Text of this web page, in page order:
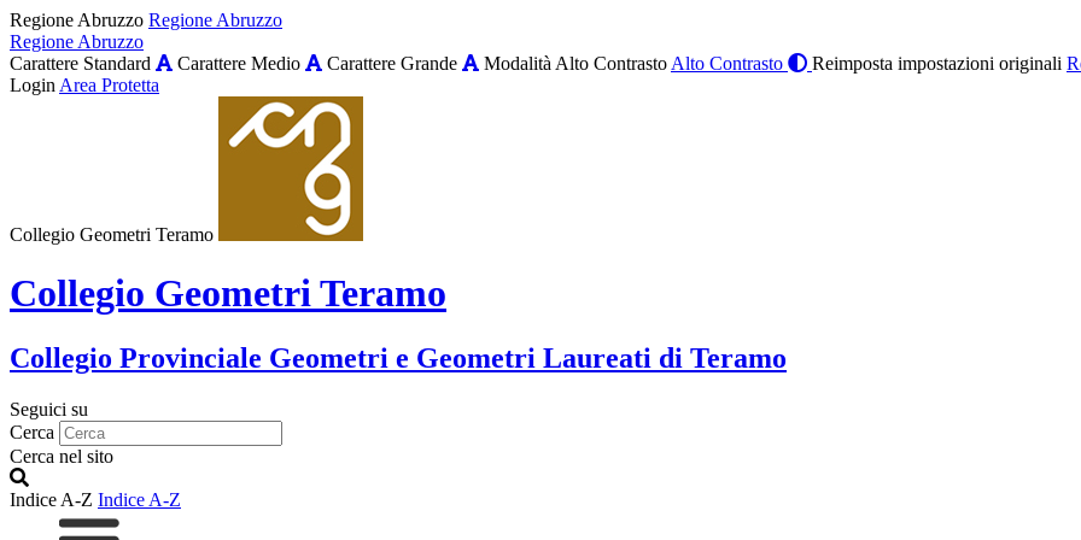
Regione Abruzzo Regione Abruzzo
Regione Abruzzo
Carattere Standard
Carattere Medio Carattere Grande Modalità Alto Contrasto Alto Contrasto Reimposta impostazioni originali
Login Area Protetta
Collegio Geometri Teramo
Collegio Geometri Teramo
Collegio Provinciale Geometri e Geometri Laureati di Teramo
Seguici su
Cerca
Cerca nel sito
Indice A-Z Indice A-Z